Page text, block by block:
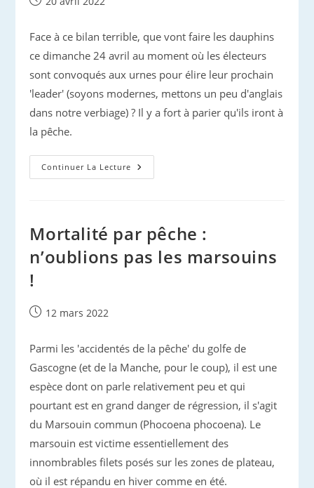
Face à ce bilan terrible, que vont faire les dauphins
ce dimanche 24 avril au moment où les électeurs
sont convoqués aux urnes pour élire leur prochain
'leader' (soyons modernes, mettons un peu d'anglais
dans notre verbiage) ? Il y a fort à parier qu'ils iront à
la pêche.
Continuer La Lecture Elections
Présidentielles
Dauphins
Mortalité par pêche :
n’oublions pas les marsouins
!
Publication
12 mars 2022
Parmi les 'accidentés de la pêche' du golfe de
Gascogne (et de la Manche, pour le coup), il est une
espèce dont on parle relativement peu et qui
pourtant est en grand danger de régression, il s'agit
du Marsouin commun (Phocoena phocoena). Le
marsouin est victime essentiellement des
innombrables filets posés sur les zones de plateau,
où il est répandu en hiver comme en été.